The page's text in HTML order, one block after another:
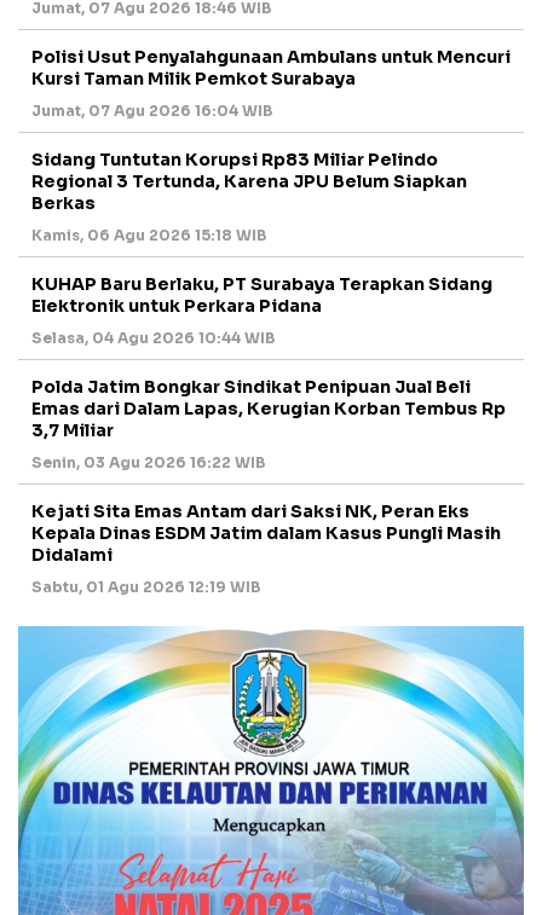
Jumat, 07 Agu 2026 18:46 WIB
Polisi Usut Penyalahgunaan Ambulans untuk Mencuri
Kursi Taman Milik Pemkot Surabaya
Jumat, 07 Agu 2026 16:04 WIB
Sidang Tuntutan Korupsi Rp83 Miliar Pelindo
Regional 3 Tertunda, Karena JPU Belum Siapkan
Berkas
Kamis, 06 Agu 2026 15:18 WIB
KUHAP Baru Berlaku, PT Surabaya Terapkan Sidang
Elektronik untuk Perkara Pidana
Selasa, 04 Agu 2026 10:44 WIB
Polda Jatim Bongkar Sindikat Penipuan Jual Beli
Emas dari Dalam Lapas, Kerugian Korban Tembus Rp
3,7 Miliar
Senin, 03 Agu 2026 16:22 WIB
Kejati Sita Emas Antam dari Saksi NK, Peran Eks
Kepala Dinas ESDM Jatim dalam Kasus Pungli Masih
Didalami
Sabtu, 01 Agu 2026 12:19 WIB